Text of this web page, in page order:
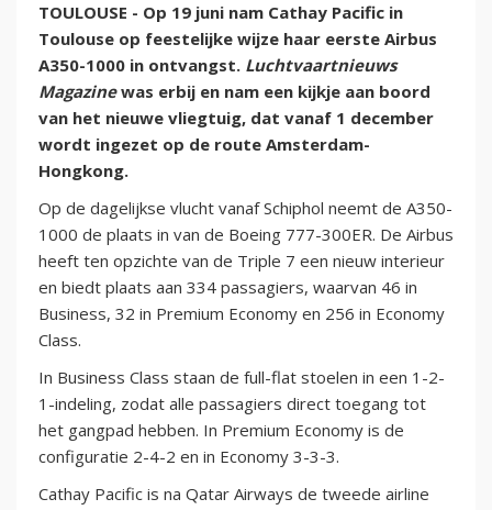
TOULOUSE - Op 19 juni nam Cathay Pacific in
Toulouse op feestelijke wijze haar eerste Airbus
A350-1000 in ontvangst. Luchtvaartnieuws
Magazinewas erbij en nam een kijkje aan boord
van het nieuwe vliegtuig, dat vanaf 1 december
wordt ingezet op de route Amsterdam-
Hongkong.
Op de dagelijkse vlucht vanaf Schiphol neemt de A350-
1000 de plaats in van de Boeing 777-300ER. De Airbus
heeft ten opzichte van de Triple 7 een nieuw interieur
en biedt plaats aan 334 passagiers, waarvan 46 in
Business, 32 in Premium Economy en 256 in Economy
Class.
In Business Class staan de full-flat stoelen in een 1-2-
1-indeling, zodat alle passagiers direct toegang tot
het gangpad hebben. In Premium Economy is de
configuratie 2-4-2 en in Economy 3-3-3.
Cathay Pacific is na Qatar Airways de tweede airline